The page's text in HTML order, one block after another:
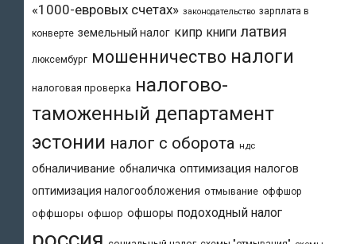
«1000-евровых счетах» законодательство зарплата в
конверте земельный налог кипр книги латвия
люксембург мошенничество налоги
налоговая проверка налогово-
таможенный департамент
эстонии налог с оборота ндс
обналичивание обналичка оптимизация налогов
оптимизация налогообложения отмывание оффшор
оффшоры офшор офшоры подоходный налог